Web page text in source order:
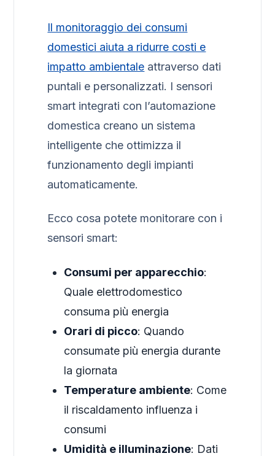
Il monitoraggio dei consumi
domestici aiuta a ridurre costi e
impatto ambientale attraverso dati
puntali e personalizzati. I sensori
smart integrati con l’automazione
domestica creano un sistema
intelligente che ottimizza il
funzionamento degli impianti
automaticamente.
Ecco cosa potete monitorare con i
sensori smart:
Consumi per apparecchio:
Quale elettrodomestico
consuma più energia
Orari di picco: Quando
consumate più energia durante
la giornata
Temperature ambiente: Come
il riscaldamento influenza i
consumi
Umidità e illuminazione: Dati